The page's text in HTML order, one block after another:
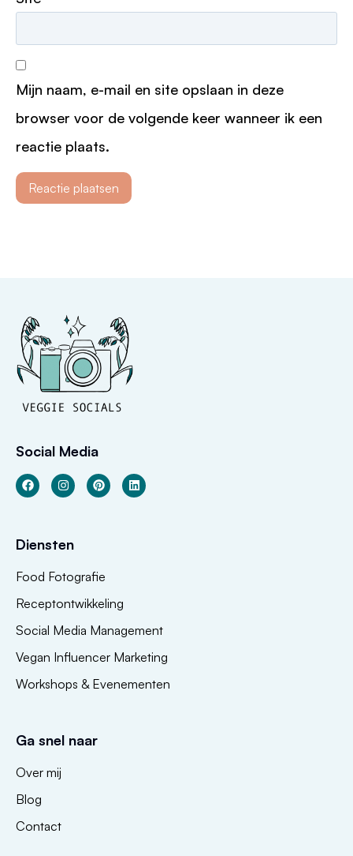
Mijn naam, e-mail en site opslaan in deze
browser voor de volgende keer wanneer ik een
reactie plaats.
Social Media
Diensten
Food Fotografie
Receptontwikkeling
Social Media Management
Vegan Influencer Marketing
Workshops & Evenementen
Ga snel naar
Over mij
Blog
Contact